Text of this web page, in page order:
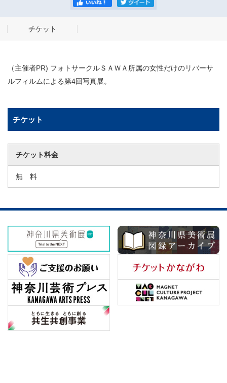
チケット
（主催者PR) フォトサークルＳＡＷＡ所属の女性だけのリバーサ
ルフィルムによる第4回写真展。
チケット
チケット料金
無 料